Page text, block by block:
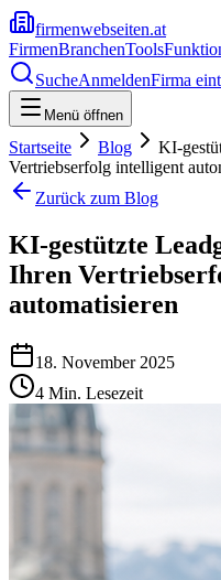
firmenwebseiten.at
FirmenBranchenTools
SucheAnmeldenFirma
Menü öffnen
Startseite Blog
KI-
Vertriebserfolg intelligent
Zurück zum Blog
KI-gestützte
Ihren
automatisieren
18. November 2025
4 Min. Lesezeit